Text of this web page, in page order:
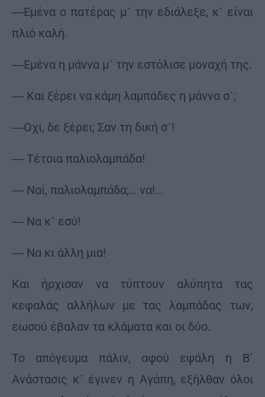
―Εμένα ο πατέρας μ᾽ την εδιάλεξε, κ᾽ είναι
πλιό καλή.
―Εμένα η μάννα μ᾽ την εστόλισε μοναχή της.
― Και ξέρει να κάμη λαμπάδες η μάννα σ᾽;
―Οχι, δε ξέρει; Σαν τη δική σ᾽!
― Τέτοια παλιολαμπάδα!
― Ναί, παλιολαμπάδα;… να!…
― Να κ᾽ εσύ!
― Να κι άλλη μια!
Και ήρχισαν να τύπτουν αλύπητα τας
κεφαλάς αλλήλων με τας λαμπάδας των,
εωσού έβαλαν τα κλάματα και οι δύο.
Το απόγευμα πάλιν, αφού εψάλη η Β´
Ανάστασις κ᾽ έγινεν η Αγάπη, εξήλθαν όλοι